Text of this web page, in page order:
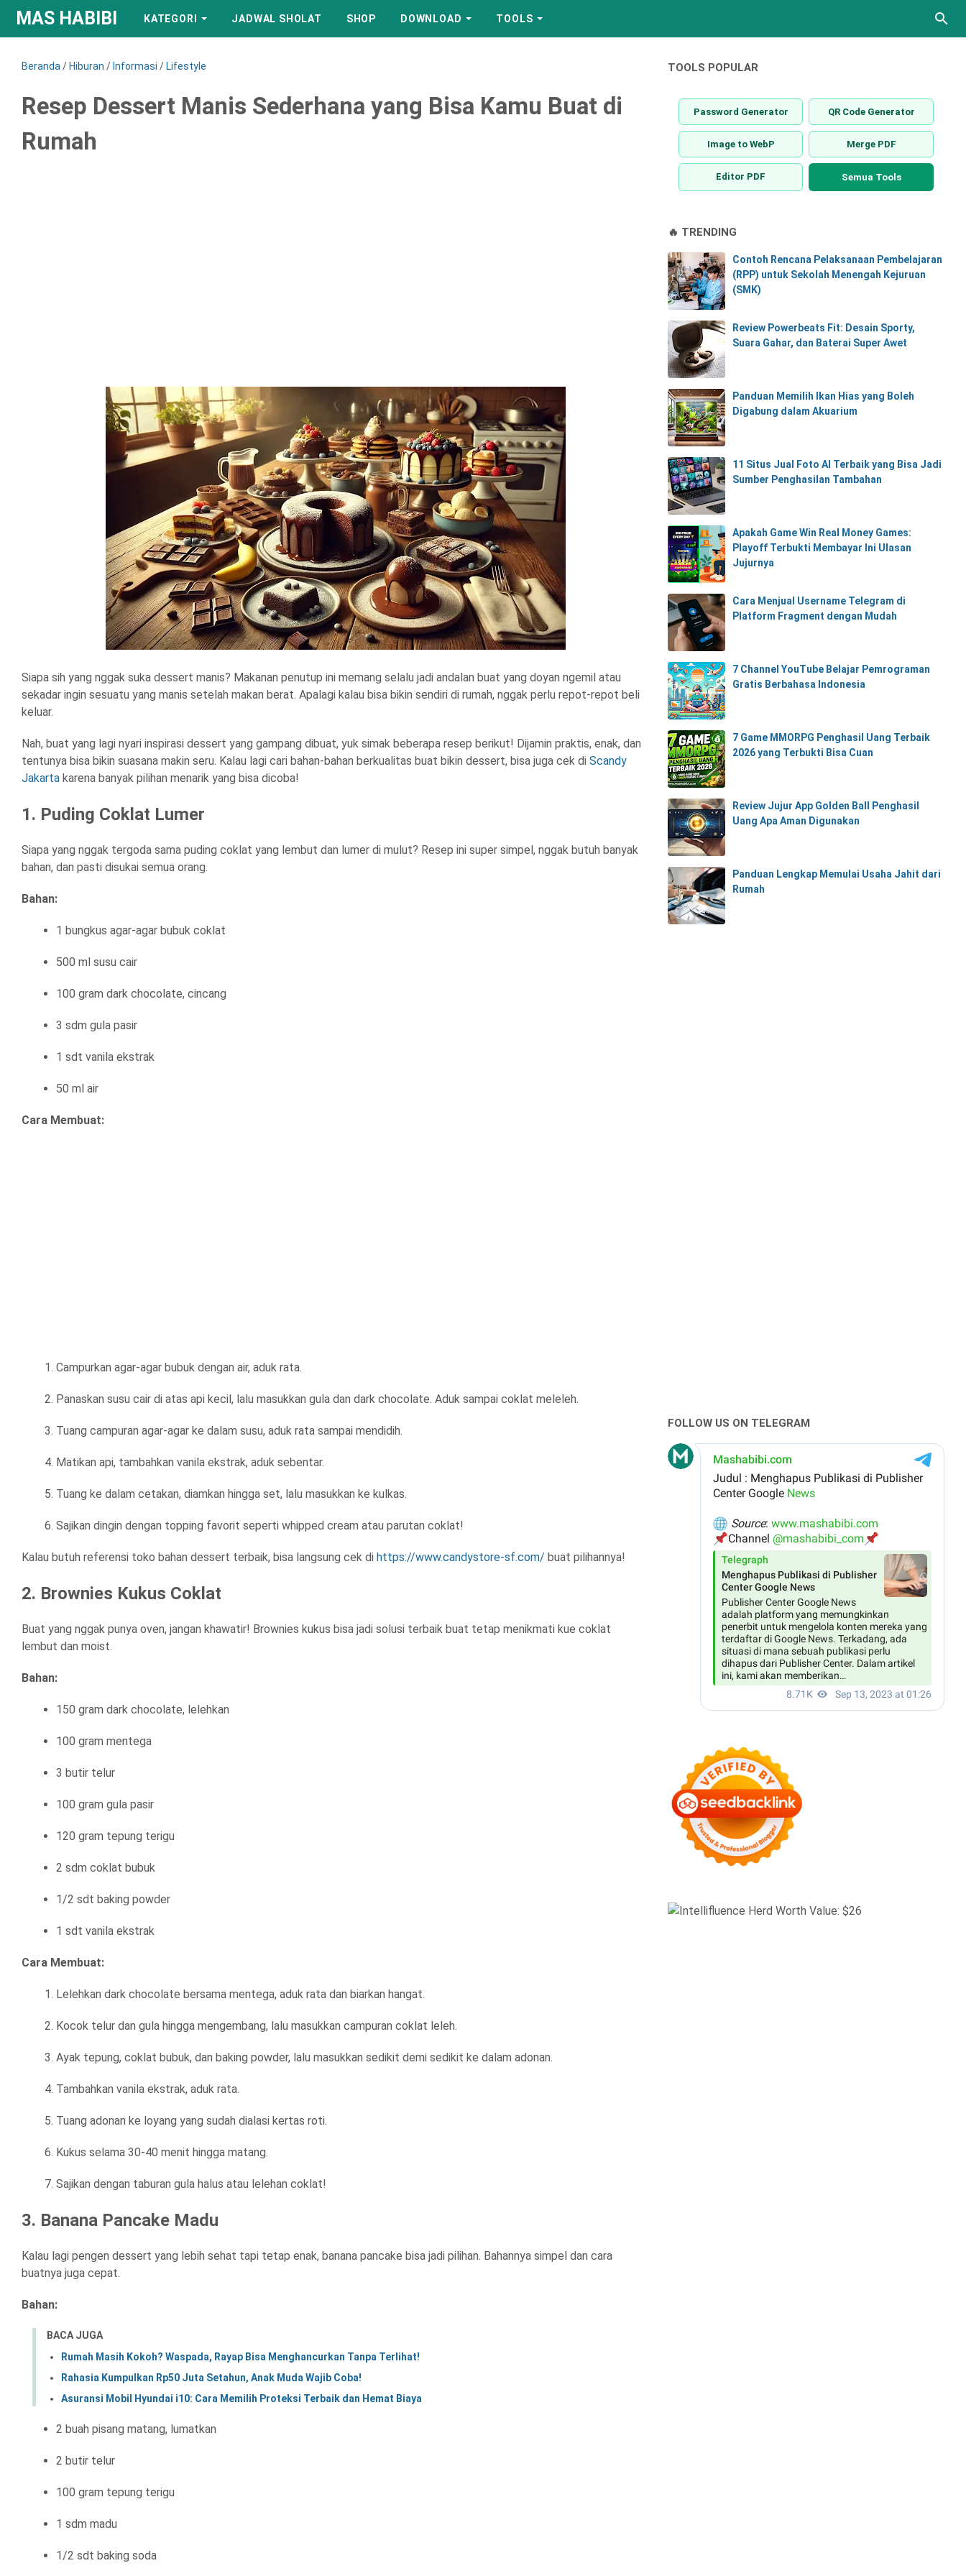
MAS HABIBI KATEGORI JADWAL SHOLAT SHOP DOWNLOAD TOOLS
Beranda / Hiburan / Informasi / Lifestyle
Resep Dessert Manis Sederhana yang Bisa Kamu Buat di
Rumah
Siapa sih yang nggak suka dessert manis? Makanan penutup ini memang selalu jadi andalan buat yang doyan ngemil atau
sekadar ingin sesuatu yang manis setelah makan berat. Apalagi kalau bisa bikin sendiri di rumah, nggak perlu repot-repot beli
keluar.
Nah, buat yang lagi nyari inspirasi dessert yang gampang dibuat, yuk simak beberapa resep berikut! Dijamin praktis, enak, dan
tentunya bisa bikin suasana makin seru. Kalau lagi cari bahan-bahan berkualitas buat bikin dessert, bisa juga cek di Scandy
Jakarta karena banyak pilihan menarik yang bisa dicoba!
1. Puding Coklat Lumer
Siapa yang nggak tergoda sama puding coklat yang lembut dan lumer di mulut? Resep ini super simpel, nggak butuh banyak
bahan, dan pasti disukai semua orang.
Bahan:
1 bungkus agar-agar bubuk coklat
500 ml susu cair
100 gram dark chocolate, cincang
3 sdm gula pasir
1 sdt vanila ekstrak
50 ml air
Cara Membuat:
Campurkan agar-agar bubuk dengan air, aduk rata.
Panaskan susu cair di atas api kecil, lalu masukkan gula dan dark chocolate. Aduk sampai coklat meleleh.
Tuang campuran agar-agar ke dalam susu, aduk rata sampai mendidih.
Matikan api, tambahkan vanila ekstrak, aduk sebentar.
Tuang ke dalam cetakan, diamkan hingga set, lalu masukkan ke kulkas.
Sajikan dingin dengan topping favorit seperti whipped cream atau parutan coklat!
Kalau butuh referensi toko bahan dessert terbaik, bisa langsung cek di https://www.candystore-sf.com/ buat pilihannya!
2. Brownies Kukus Coklat
Buat yang nggak punya oven, jangan khawatir! Brownies kukus bisa jadi solusi terbaik buat tetap menikmati kue coklat
lembut dan moist.
Bahan:
150 gram dark chocolate, lelehkan
100 gram mentega
3 butir telur
100 gram gula pasir
120 gram tepung terigu
2 sdm coklat bubuk
1/2 sdt baking powder
1 sdt vanila ekstrak
Cara Membuat:
Lelehkan dark chocolate bersama mentega, aduk rata dan biarkan hangat.
Kocok telur dan gula hingga mengembang, lalu masukkan campuran coklat leleh.
Ayak tepung, coklat bubuk, dan baking powder, lalu masukkan sedikit demi sedikit ke dalam adonan.
Tambahkan vanila ekstrak, aduk rata.
Tuang adonan ke loyang yang sudah dialasi kertas roti.
Kukus selama 30-40 menit hingga matang.
Sajikan dengan taburan gula halus atau lelehan coklat!
3. Banana Pancake Madu
Kalau lagi pengen dessert yang lebih sehat tapi tetap enak, banana pancake bisa jadi pilihan. Bahannya simpel dan cara
buatnya juga cepat.
Bahan:
BACA JUGA
Rumah Masih Kokoh? Waspada, Rayap Bisa Menghancurkan Tanpa Terlihat!
Rahasia Kumpulkan Rp50 Juta Setahun, Anak Muda Wajib Coba!
Asuransi Mobil Hyundai i10: Cara Memilih Proteksi Terbaik dan Hemat Biaya
2 buah pisang matang, lumatkan
2 butir telur
100 gram tepung terigu
1 sdm madu
1/2 sdt baking soda
TOOLS POPULAR
Password Generator QR Code Generator
Image to WebP Merge PDF
Editor PDF Semua Tools
🔥 TRENDING
Contoh Rencana Pelaksanaan Pembelajaran
(RPP) untuk Sekolah Menengah Kejuruan
(SMK)
Review Powerbeats Fit: Desain Sporty,
Suara Gahar, dan Baterai Super Awet
Panduan Memilih Ikan Hias yang Boleh
Digabung dalam Akuarium
11 Situs Jual Foto AI Terbaik yang Bisa Jadi
Sumber Penghasilan Tambahan
Apakah Game Win Real Money Games:
Playoff Terbukti Membayar Ini Ulasan
Jujurnya
Cara Menjual Username Telegram di
Platform Fragment dengan Mudah
7 Channel YouTube Belajar Pemrograman
Gratis Berbahasa Indonesia
7 Game MMORPG Penghasil Uang Terbaik
2026 yang Terbukti Bisa Cuan
Review Jujur App Golden Ball Penghasil
Uang Apa Aman Digunakan
Panduan Lengkap Memulai Usaha Jahit dari
Rumah
FOLLOW US ON TELEGRAM